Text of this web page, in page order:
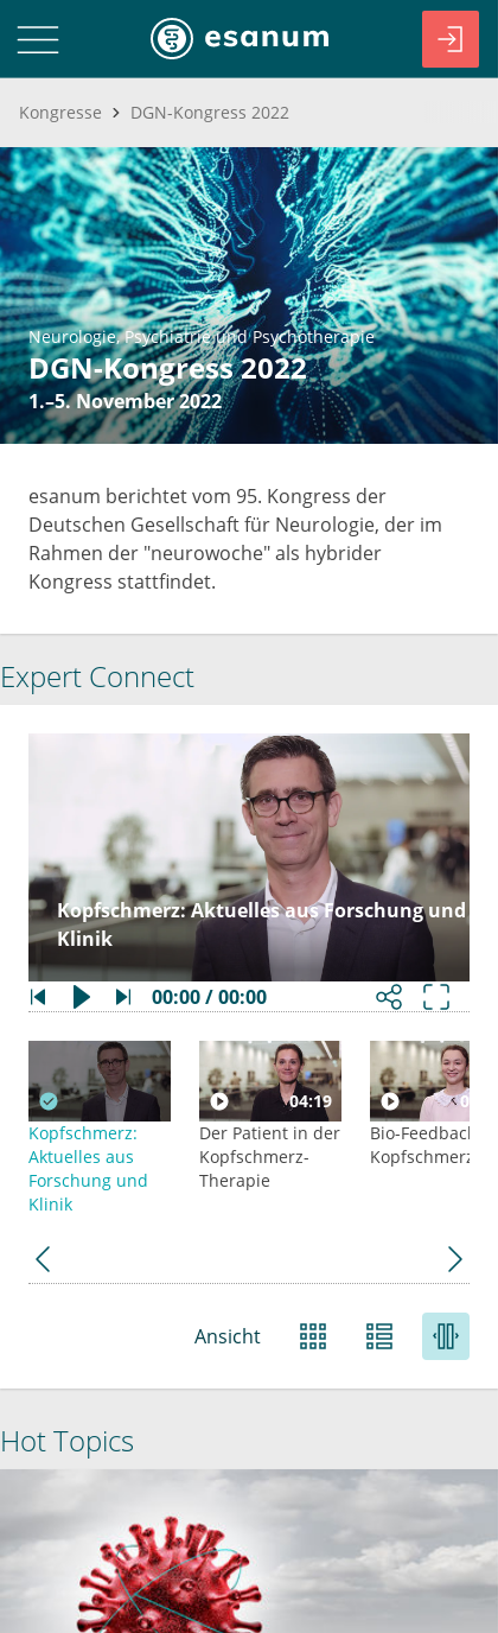
Kongresse DGN-Kongress 2022
Neurologie Psychiatrie und Psychotherapie
DGN-Kongress 2022
1.–5. November 2022
esanum berichtet vom 95. Kongress der
Deutschen Gesellschaft für Neurologie, der im
Rahmen der "neurowoche" als hybrider
Kongress stattfindet.
Expert Connect
Kopfschmerz: Aktuelles aus Forschung und
Klinik
00:00 / 00:00
Kopfschmerz:
Aktuelles aus
Forschung und
Klinik
04:19
Der Patient in der
Kopfschmerz-
Therapie
07:26
Bio-Feedback bei
Kopfschmerz
Ansicht
Hot Topics